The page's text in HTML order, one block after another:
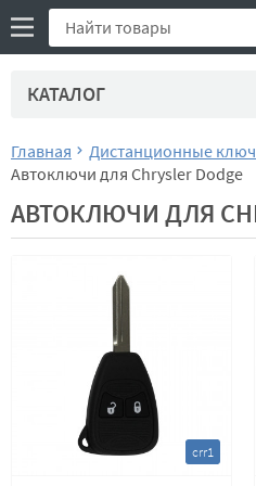
КАТАЛОГ
Главная
Дистанционные
Автоключи для Chrysler Dodge
АВТОКЛЮЧИ ДЛЯ
crr1